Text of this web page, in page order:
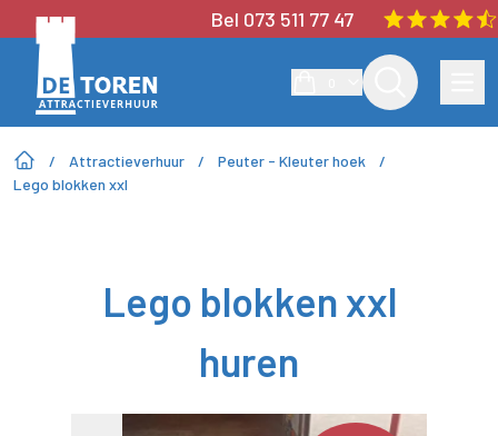
Bel 073 511 77 47
/ Attractieverhuur / Peuter - Kleuter hoek
/
Lego blokken xxl
Lego blokken xxl
huren